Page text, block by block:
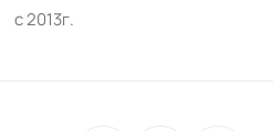
с 2013г.